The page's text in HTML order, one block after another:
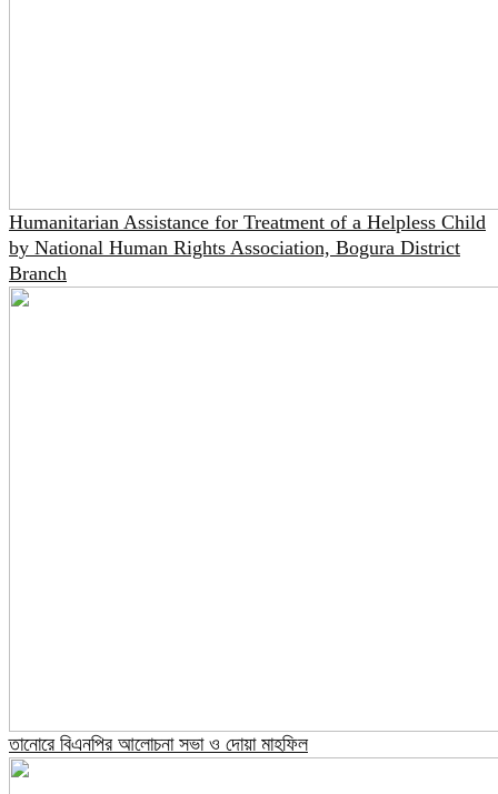
Humanitarian Assistance for Treatment of a Helpless Child
by National Human Rights Association, Bogura District
Branch
তানোরে বিএনপির আলোচনা সভা ও দোয়া মাহফিল